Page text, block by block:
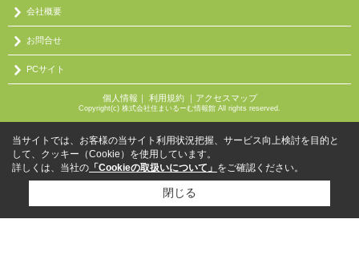
会社概要
お問合せ
PCサイト
個人情報 ｜ 利用規約｜ アクセスマップ
Copyright(c) 株式会社住まいるーむ情報館 All rights reserved.
当サイトでは、お客様の当サイト利用状況把握、サービス向上検討を目的と
して、クッキー（Cookie）を使用しています。
詳しくは、当社の 「Cookieの取扱いについて」 をご確認ください。
閉じる